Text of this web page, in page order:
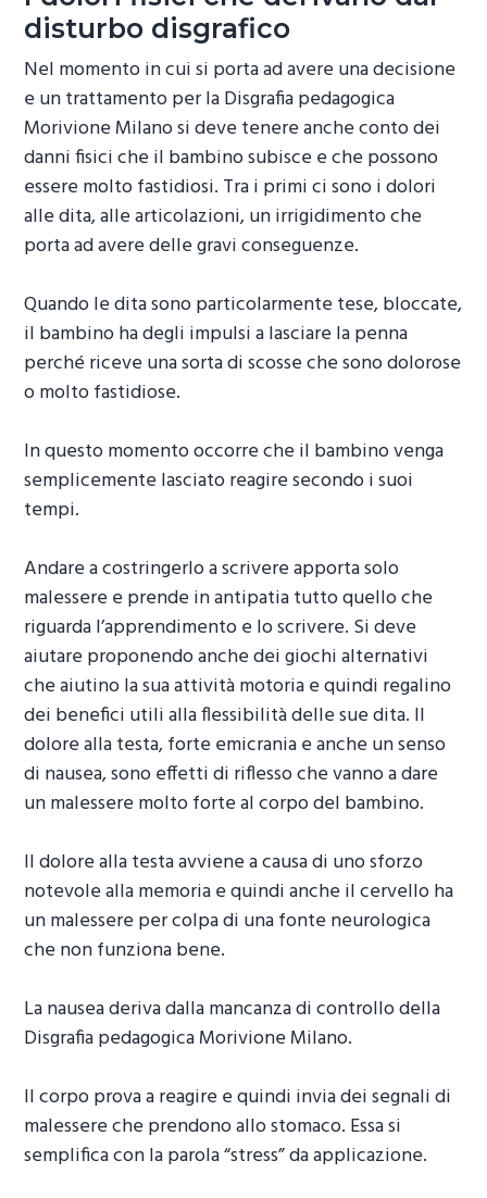
disturbo disgrafico
Nel momento in cui si porta ad avere una decisione
e un trattamento per laDisgrafia pedagogica
Morivione Milanosi deve tenere anche conto dei
danni fisici che il bambino subisce e che possono
essere molto fastidiosi. Tra i primi ci sono i dolori
alle dita, alle articolazioni, un irrigidimento che
porta ad avere delle gravi conseguenze.
Quando le dita sono particolarmente tese, bloccate,
il bambino ha degli impulsi a lasciare la penna
perché riceve una sorta di scosse che sono dolorose
o molto fastidiose.
In questo momento occorre che il bambino venga
semplicemente lasciato reagire secondo i suoi
tempi.
Andare a costringerlo a scrivere apporta solo
malessere e prende in antipatia tutto quello che
riguarda l’apprendimento e lo scrivere. Si deve
aiutare proponendo anche dei giochi alternativi
che aiutino la sua attività motoria e quindi regalino
dei benefici utili alla flessibilità delle sue dita. Il
dolore alla testa, forte emicrania e anche un senso
di nausea, sono effetti di riflesso che vanno a dare
un malessere molto forte al corpo del bambino.
Il dolore alla testa avviene a causa di uno sforzo
notevole alla memoria e quindi anche il cervello ha
un malessere per colpa di una fonte neurologica
che non funziona bene.
La nausea deriva dalla mancanza di controllo della
Disgrafia pedagogica Morivione Milano.
Il corpo prova a reagire e quindi invia dei segnali di
malessere che prendono allo stomaco. Essa si
semplifica con la parola “stress” da applicazione.